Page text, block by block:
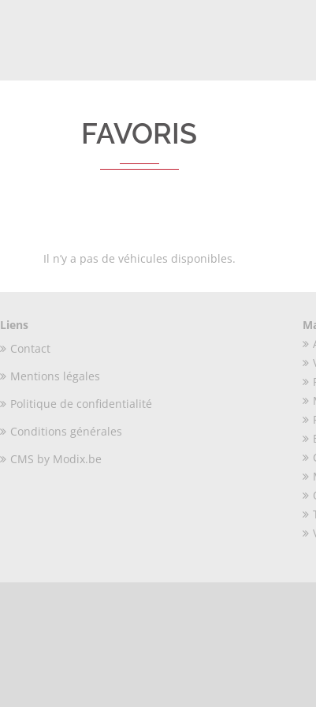
FAVORIS
Il n’y a pas de véhicules disponibles.
Liens
Contact
Mentions légales
Politique de confidentialité
Conditions générales
CMS by Modix.be